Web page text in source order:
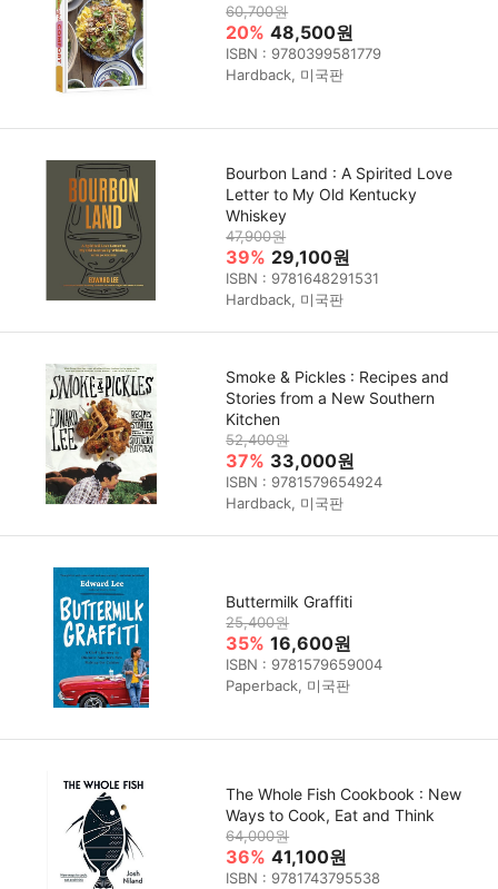
60,700원
20% 48,500원
ISBN : 9780399581779
Hardback, 미국판
Bourbon Land : A Spirited Love
Letter to My Old Kentucky
Whiskey
47,900원
39% 29,100원
ISBN : 9781648291531
Hardback, 미국판
Smoke & Pickles : Recipes and
Stories from a New Southern
Kitchen
52,400원
37% 33,000원
ISBN : 9781579654924
Hardback, 미국판
Buttermilk Graffiti
25,400원
35% 16,600원
ISBN : 9781579659004
Paperback, 미국판
The Whole Fish Cookbook : New
Ways to Cook, Eat and Think
64,000원
36% 41,100원
ISBN : 9781743795538